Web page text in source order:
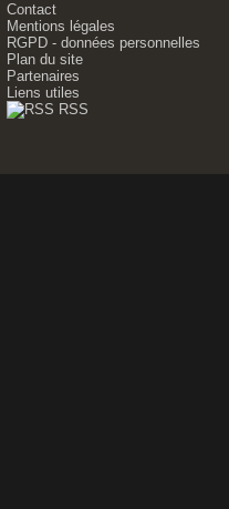
Contact
Mentions légales
RGPD - données personnelles
Plan du site
Partenaires
Liens utiles
RSS